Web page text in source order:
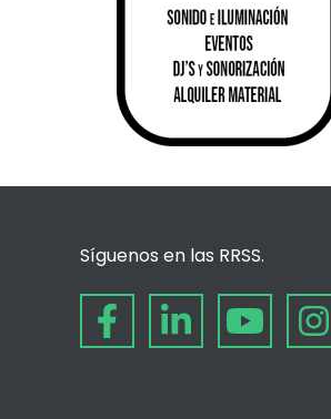
Síguenos en las RRSS.